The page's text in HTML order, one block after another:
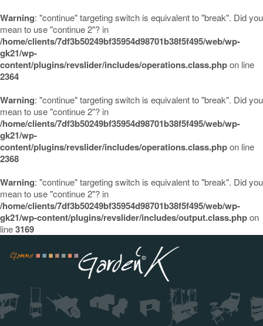
Warning: "continue" targeting switch is equivalent to "break". Did you
mean to use "continue 2"? in
/home/clients/7df3b50249bf35954d98701b38f5f495/web/wp-
gk21/wp-
content/plugins/revslider/includes/operations.class.phpon line
2364
Warning: "continue" targeting switch is equivalent to "break". Did you
mean to use "continue 2"? in
/home/clients/7df3b50249bf35954d98701b38f5f495/web/wp-
gk21/wp-
content/plugins/revslider/includes/operations.class.phpon line
2368
Warning: "continue" targeting switch is equivalent to "break". Did you
mean to use "continue 2"? in
/home/clients/7df3b50249bf35954d98701b38f5f495/web/wp-
gk21/wp-content/plugins/revslider/includes/output.class.phpon
line3169